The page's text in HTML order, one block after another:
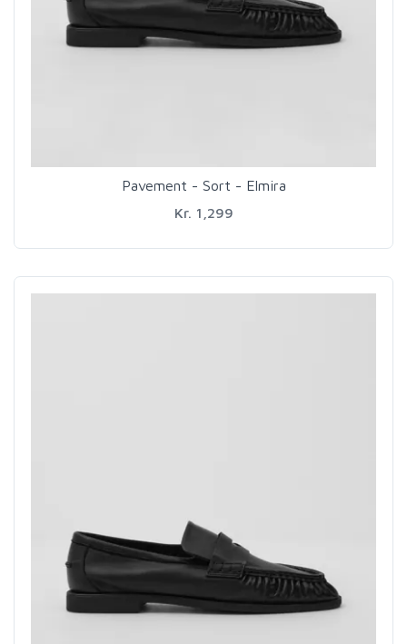
Pavement - Sort - Elmira
Kr. 1,299